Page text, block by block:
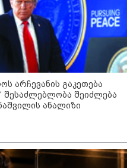
არჩევანის გაკეთება
შესაძლებლობა შეიძლება
ანალიზი